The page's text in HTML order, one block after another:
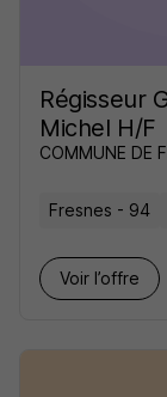
Régisseur
Michel H/F
COMMUNE DE
Fresnes - 94
Voir l’offre